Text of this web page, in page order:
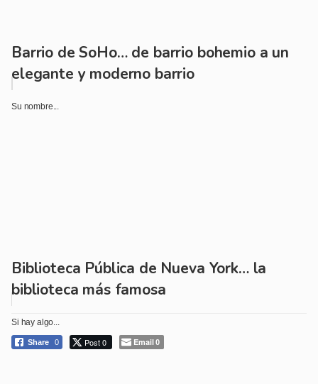
Barrio de SoHo… de barrio bohemio a un
elegante y moderno barrio
Su nombre...
Biblioteca Pública de Nueva York… la
biblioteca más famosa
Si hay algo...
Share 0 Post 0 Email0